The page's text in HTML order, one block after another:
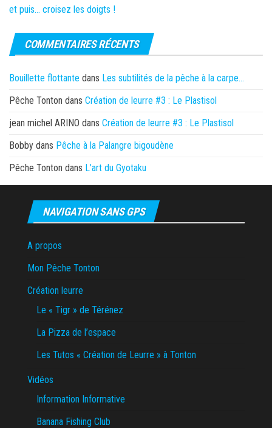
et puis… croisez les doigts !
COMMENTAIRES RÉCENTS
Bouillette flottante dans Les subtilités de la pêche à la carpe…
Pêche Tonton dans Création de leurre #3 : Le Plastisol
jean michel ARINO dans Création de leurre #3 : Le Plastisol
Bobby dans Pêche à la Palangre bigoudène
Pêche Tonton dans L’art du Gyotaku
NAVIGATION SANS GPS
A propos
Mon Pêche Tonton
Création leurre
Le « Tigr » de Térénez
La Pizza de l’espace
Les Tutos « Création de Leurre » à Tonton
Vidéos
Information Informative
Banana Fishing Club